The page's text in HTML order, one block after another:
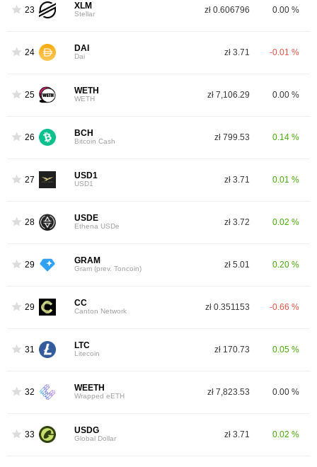
23 XLM
Stellar zł 0.606796 0.00 %
24 DAI
Dai zł 3.71 -0.01 %
25 WETH
WETH zł 7,106.29 0.00 %
26 BCH
Bitcoin Cash zł 799.53 0.14 %
27 USD1
USD1 zł 3.71 0.01 %
28 USDE
Ethena USDe zł 3.72 0.02 %
29 GRAM
Gram (prev. Toncoin) zł 5.01 0.20 %
29 CC
Canton Network zł 0.351153 -0.66 %
31 LTC
Litecoin zł 170.73 0.05 %
32 WEETH
Wrapped eETH zł 7,823.53 0.00 %
33 USDG
Global Dollar zł 3.71 0.02 %